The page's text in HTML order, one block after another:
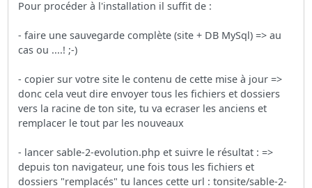
Pour procéder à l'installation il suffit de :
- faire une sauvegarde complète (site + DB MySql) => au
cas ou ....! ;-)
- copier sur votre site le contenu de cette mise à jour =>
donc cela veut dire envoyer tous les fichiers et dossiers
vers la racine de ton site, tu va ecraser les anciens et
remplacer le tout par les nouveaux
- lancer sable-2-evolution.php et suivre le résultat : =>
depuis ton navigateur, une fois tous les fichiers et
dossiers "remplacés" tu lances cette url : tonsite/sable-2-